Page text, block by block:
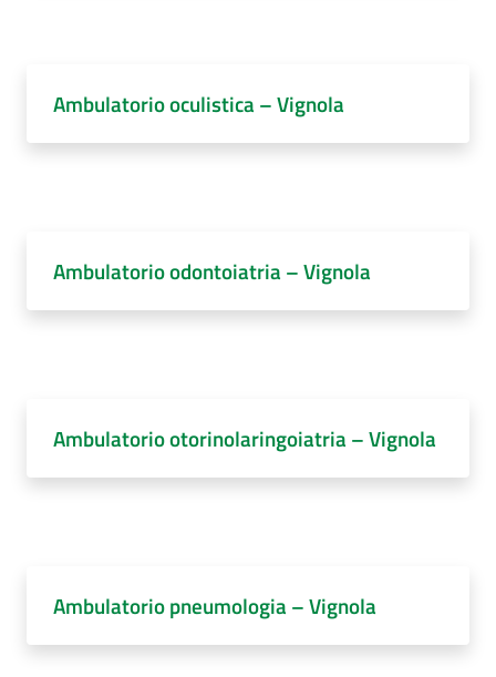
Ambulatorio oculistica – Vignola
Ambulatorio odontoiatria – Vignola
Ambulatorio otorinolaringoiatria – Vignola
Ambulatorio pneumologia – Vignola